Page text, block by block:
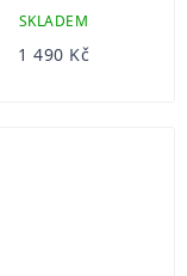
SKLADEM
1 490 Kč